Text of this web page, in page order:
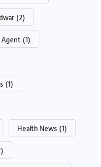
(2)
Agent (1)
(1)
Health News (1)